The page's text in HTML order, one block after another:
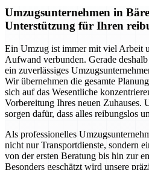
Umzugsunternehmen in
Unterstützung für Ihren
Ein Umzug ist immer mit viel Arbeit
Aufwand verbunden. Gerade
ein zuverlässiges
Wir übernehmen die gesamte
sich auf das Wesentliche
Vorbereitung Ihres neuen Zuhauses.
sorgen dafür, dass alles reibungslos
Als professionelles
nicht nur Transportdienste, sondern
von der ersten Beratung bis hin zur
Besonders geschätzt wird unsere